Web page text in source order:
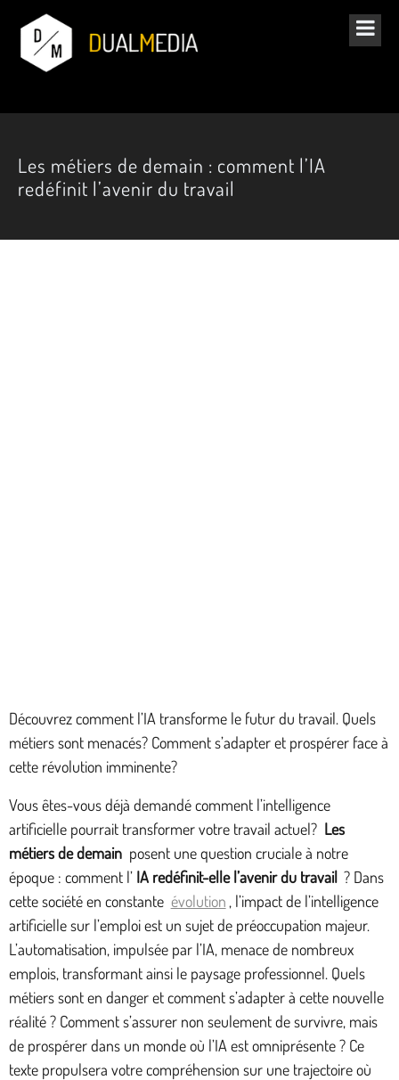
Les métiers de demain : comment l’IA
redéfinit l’avenir du travail
Découvrez comment l’IA transforme le futur du travail. Quels
métiers sont menacés? Comment s’adapter et prospérer face à
cette révolution imminente?
Vous êtes-vous déjà demandé comment l’intelligence
artificielle pourrait transformer votre travail actuel? Les
métiers de demain posent une question cruciale à notre
époque : comment l’ IA redéfinit-elle l’avenir du travail ? Dans
cette société en constante évolution , l’impact de l’intelligence
artificielle sur l’emploi est un sujet de préoccupation majeur.
L’automatisation, impulsée par l’IA, menace de nombreux
emplois, transformant ainsi le paysage professionnel. Quels
métiers sont en danger et comment s’adapter à cette nouvelle
réalité ? Comment s’assurer non seulement de survivre, mais
de prospérer dans un monde où l’IA est omniprésente ? Ce
texte propulsera votre compréhension sur une trajectoire où